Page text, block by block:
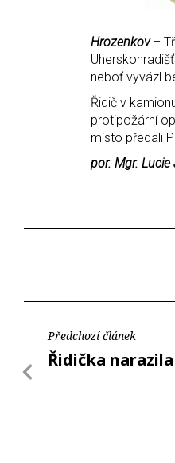
Hrozenkov–
neboť vyvázl
Řidič v
protipožární
místo předali
por. Mgr.
Předchozí článek
Řidička